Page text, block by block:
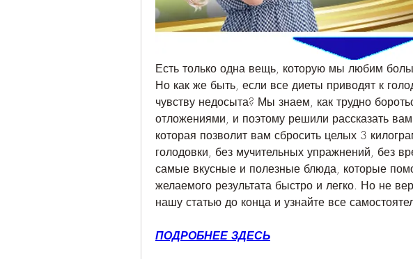
Есть только одна вещь, которую мы любим
Но как же быть, если все диеты приводят к
чувству недосыта? Мы знаем, как трудно
отложениями, и поэтому решили рассказать
которая позволит вам сбросить целых 3
голодовки, без мучительных упражнений, без
самые вкусные и полезные блюда, которые
желаемого результата быстро и легко. Но не
нашу статью до конца и узнайте все
ПОДРОБНЕЕ ЗДЕСЬ